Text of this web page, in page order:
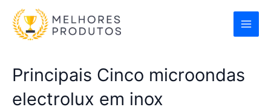
para
Principais Cinco microondas
electrolux em inox